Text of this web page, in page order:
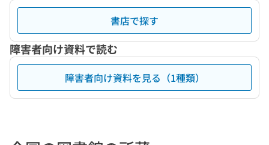
書店で探す
障害者向け資料で読む
障害者向け資料を見る（1種類）